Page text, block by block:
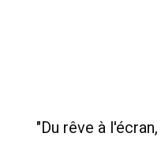
"Du rêve à